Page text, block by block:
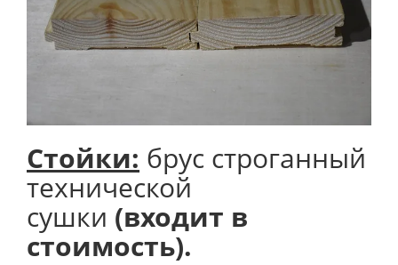
Стойки: брус строганный
технической
сушки (входит в
стоимость).